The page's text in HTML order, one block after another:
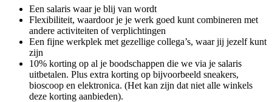
Een salaris waar je blij van wordt
Flexibiliteit, waardoor je je werk goed kunt combineren met
andere activiteiten of verplichtingen
Een fijne werkplek met gezellige collega’s, waar jij jezelf kunt
zijn
10% korting op al je boodschappen die we via je salaris
uitbetalen. Plus extra korting op bijvoorbeeld sneakers,
bioscoop en elektronica. (Het kan zijn dat niet alle winkels
deze korting aanbieden).